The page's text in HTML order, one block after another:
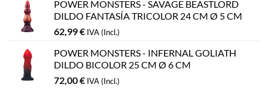
POWER MONSTERS - SAVAGE BEASTLORD
DILDO FANTASÍA TRICOLOR 24 CM Ø 5 CM
62,99€ IVA (Incl.)
POWER MONSTERS - INFERNAL GOLIATH
DILDO BICOLOR 25 CM Ø 6 CM
72,00€ IVA (Incl.)